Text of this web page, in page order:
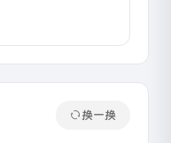
换一换